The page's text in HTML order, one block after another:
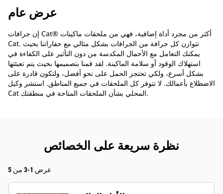
عرض عام
إن جرافات Cat® أكثر من مجرد أداة إضافية، فهي من ملحقات ماكينات
Cat. تتوازن كل جرافة من الجرافات بشكل مثالي مع حفاراتنا بحيث
يمكنك التعامل مع الأحمال المكدسة من دون التأثير على الكفاءة في
استهلاك الوقود أو سلامة الماكينة. لقد قمنا بتصميمها بحيث يتم تعبئتها
بشكل أسرع، ولكي تحتجز الحمل على نحو أفضل، ولتكون قادرة على
الاضطلاع بأعمالك. لا تتوفر كل الملحقات في جميع المناطق. استشر وكيل
Cat المحلي بشأن الملحقات المتاحة في منطقتك.
نظرة سريعة على الخصائص
عرض 1-3 من 5